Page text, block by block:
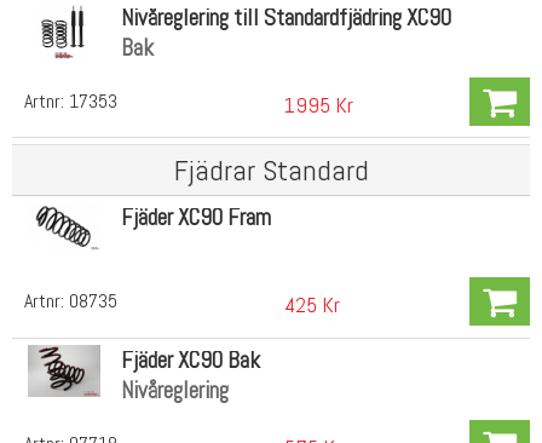
Artnr: 17353
Nivåreglering till Standardfjädring XC90
Bak
1995 Kr
Fjädrar Standard
Artnr: 08735
Fjäder XC90 Fram
425 Kr
Fjäder XC90 Bak
Nivåreglering